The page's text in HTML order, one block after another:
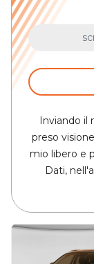
Inviando il
preso
mio libero e
Dati,